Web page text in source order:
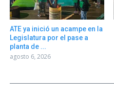
ATE ya inició un acampe en la
Legislatura por el pase a
planta de ...
agosto 6, 2026